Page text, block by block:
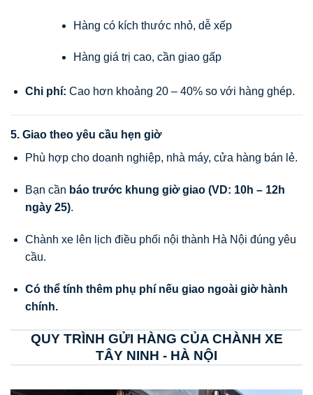
Hàng có kích thước nhỏ, dễ xếp
Hàng giá trị cao, cần giao gấp
Chi phí: Cao hơn khoảng 20 – 40% so với hàng ghép.
5. Giao theo yêu cầu hẹn giờ
Phù hợp cho doanh nghiệp, nhà máy, cửa hàng bán lẻ.
Bạn cần báo trước khung giờ giao (VD: 10h – 12h
ngày 25).
Chành xe lên lịch điều phối nội thành Hà Nội đúng yêu
cầu.
Có thể tính thêm phụ phí nếu giao ngoài giờ hành
chính.
QUY TRÌNH GỬI HÀNG CỦA CHÀNH XE
TÂY NINH - HÀ NỘI